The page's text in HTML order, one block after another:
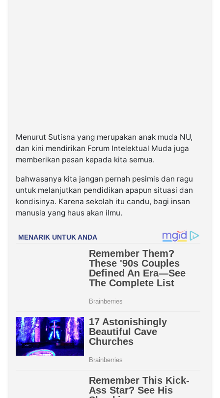
Menurut Sutisna yang merupakan anak muda NU,
dan kini mendirikan Forum Intelektual Muda juga
memberikan pesan kepada kita semua.
bahwasanya kita jangan pernah pesimis dan ragu
untuk melanjutkan pendidikan apapun situasi dan
kondisinya. Karena sekolah itu candu, bagi insan
manusia yang haus akan ilmu.